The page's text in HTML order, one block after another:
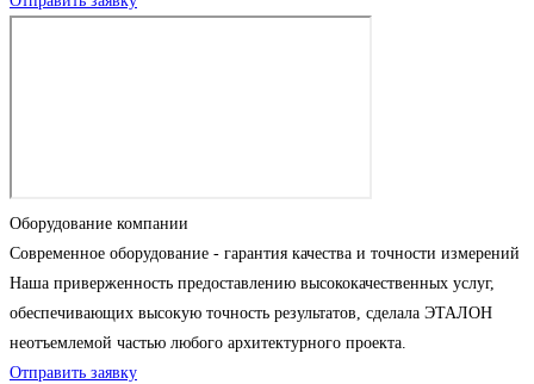
Оборудование компании
Современное оборудование - гарантия качества и точности измерений
Наша приверженность предоставлению высококачественных услуг,
обеспечивающих высокую точность результатов, сделала ЭТАЛОН
неотъемлемой частью любого архитектурного проекта.
Отправить заявку